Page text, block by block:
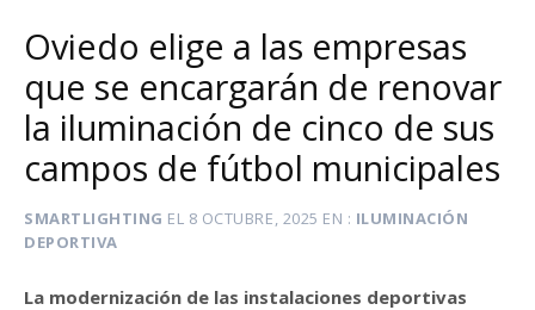
Oviedo elige a las empresas
que se encargarán de renovar
la iluminación de cinco de sus
campos de fútbol municipales
SMARTLIGHTING EL 8 OCTUBRE, 2025 EN
ILUMINACIÓN
DEPORTIVA
La modernización de las instalaciones deportivas